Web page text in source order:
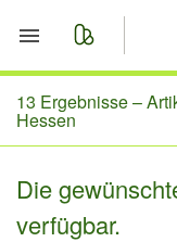
Start
Merkliste
Nachrichten
13 Ergebnisse –
Hessen
Die
verfügbar.